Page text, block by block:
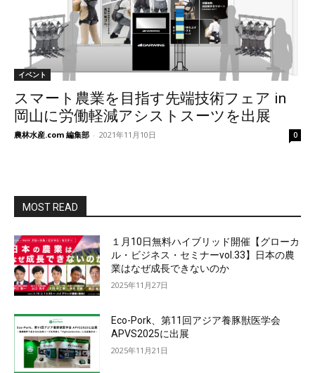
イベント
スマート農業を目指す先端技術フェア in
岡山に労働軽減アシストスーツを出展
農林水産.com 編集部 - 2021年11月10日 0
MOST READ
１月10日無料ハイブリッド開催【グローカ
ル・ビジネス・セミナーvol.33】日本の農
業はなぜ成長できないのか
2025年11月27日
Eco-Pork、第11回アジア養豚獣医学会
APVS2025に出展
2025年11月21日